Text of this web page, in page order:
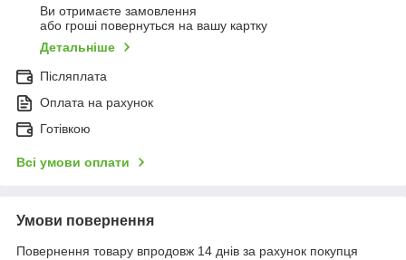
Ви отримаєте замовлення
або гроші повернуться на вашу картку
Детальніше
Післяплата
Оплата на рахунок
Готівкою
Всі умови оплати
Умови повернення
Повернення товару впродовж 14 днів за рахунок покупця